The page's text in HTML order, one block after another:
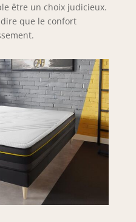
être un choix judicieux.
dire que le confort